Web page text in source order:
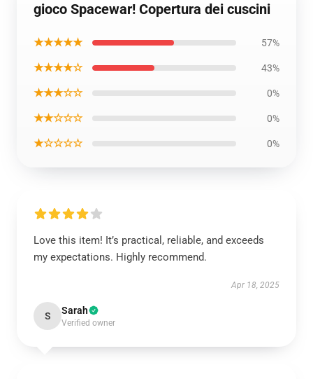
gioco Spacewar! Copertura dei cuscini
★★★★★ 57%
★★★★☆ 43%
★★★☆☆ 0%
★★☆☆☆ 0%
★☆☆☆☆ 0%
Love this item! It’s practical, reliable, and exceeds
my expectations. Highly recommend.
Apr 18, 2025
S Sarah
Verified owner